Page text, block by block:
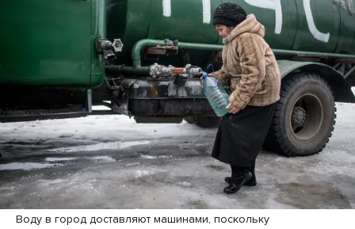
Воду в город доставляют машинами, поскольку